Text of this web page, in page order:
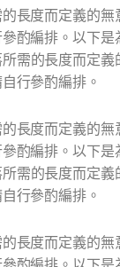
長度而定義的
酌編排。以下是
需的長度而定
行參酌編排。
長度而定義的
酌編排。以下是
需的長度而定
行參酌編排。
長度而定義的